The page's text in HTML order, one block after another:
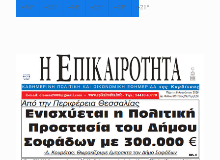
+24° +24° +24° +24° +23° +21°